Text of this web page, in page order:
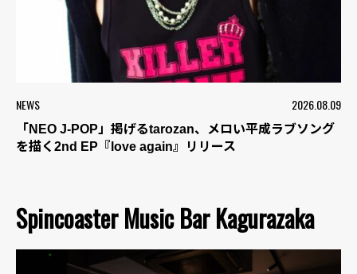
NEWS 2026.08.09
「NEO J-POP」掲げるtarozan、メロい平成ラブソング
を描く2nd EP『love again』リリース
Spincoaster Music Bar Kagurazaka